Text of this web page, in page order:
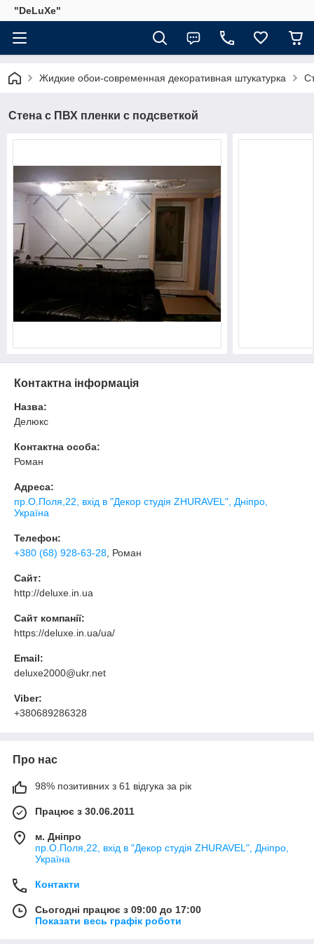
"DeLuХe"
Жидкие обои-современная декоративная штукатурка
Стена с ПВХ пленки с подсветкой
Контактна інформація
Назва:
Делюкс
Контактна особа:
Роман
Адреса:
пр.О.Поля,22, вхід в "Декор студія ZHURAVEL", Дніпро,
Україна
Телефон:
+380 (68) 928-63-28 , Роман
Сайт:
http://deluxe.in.ua
Сайт компанії:
https://deluxe.in.ua/ua/
Email:
deluxe2000@ukr.net
Viber:
+380689286328
Про нас
98% позитивних з 61 відгука за рік
Працює з 30.06.2011
м. Дніпро
пр.О.Поля,22, вхід в "Декор студія ZHURAVEL", Дніпро,
Україна
Контакти
Сьогодні працює з 09:00 до 17:00
Показати весь графік роботи